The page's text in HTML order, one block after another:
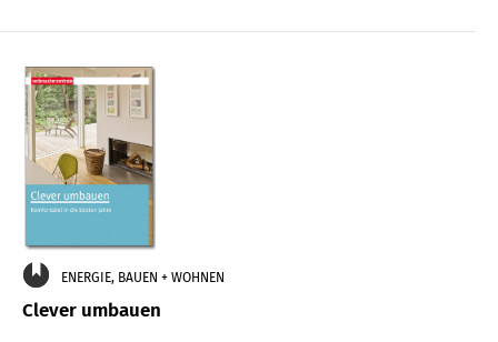
ENERGIE, BAUEN + WOHNEN
Clever umbauen